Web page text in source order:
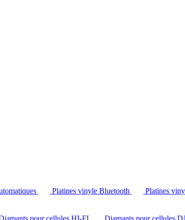
Platines vinyle Bluetooth
Platines
pour cellules HI-FI
Diamants pour cellules